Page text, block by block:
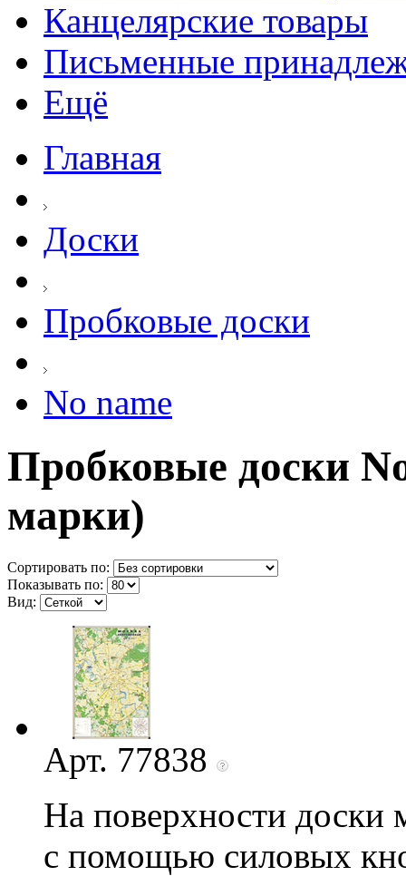
Канцелярские товары
Письменные
Ещё
Главная
Доски
Пробковые доски
No name
Пробковые доски
марки)
Сортировать по:
Показывать по:
Вид:
Арт. 77838
На поверхности
с помощью силовых